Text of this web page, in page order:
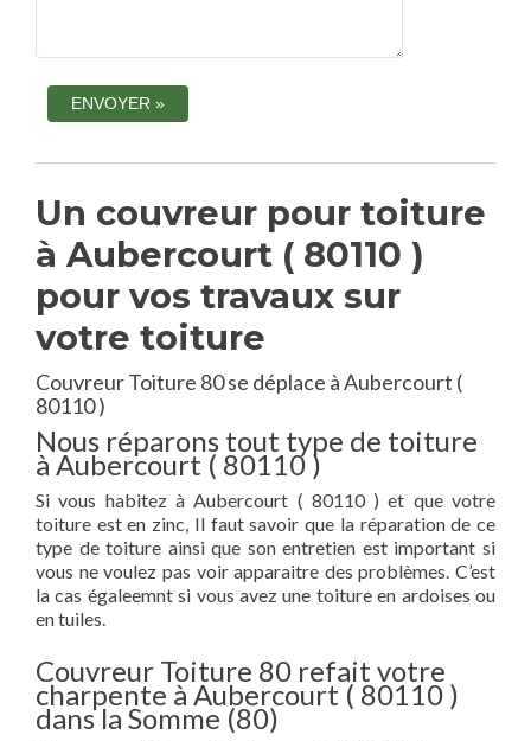
Un couvreur pour toiture
à Aubercourt ( 80110 )
pour vos travaux sur
votre toiture
Couvreur Toiture 80 se déplace à Aubercourt (
80110 )
Nous réparons tout type de toiture
à Aubercourt ( 80110 )
Si vous habitez à Aubercourt ( 80110 ) et que votre
toiture est en zinc, Il faut savoir que la réparation de ce
type de toiture ainsi que son entretien est important si
vous ne voulez pas voir apparaitre des problèmes. C’est
la cas égaleemnt si vous avez une toiture en ardoises ou
en tuiles.
Couvreur Toiture 80 refait votre
charpente à Aubercourt ( 80110 )
dans la Somme (80)